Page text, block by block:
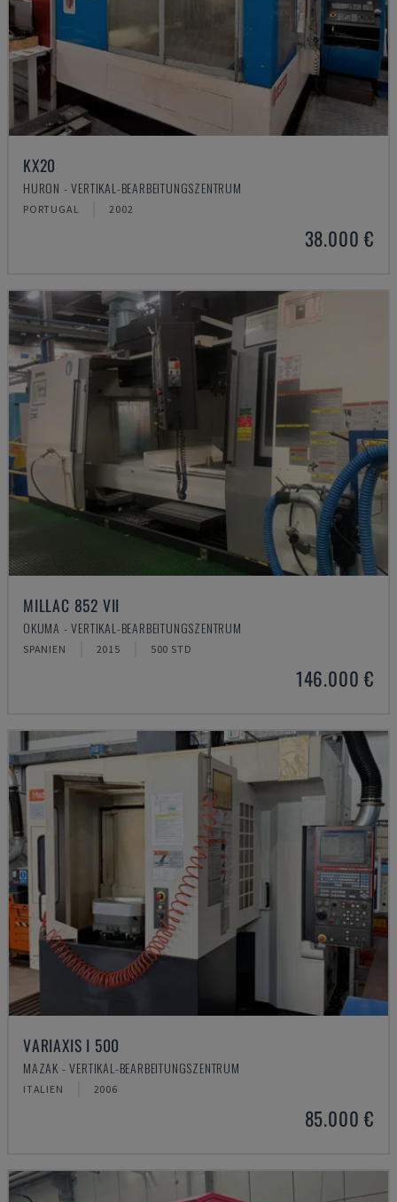
KX20
HURON - VERTIKAL-BEARBEITUNGSZENTRUM
PORTUGAL 2002
38.000 €
MILLAC 852 VII
OKUMA - VERTIKAL-BEARBEITUNGSZENTRUM
SPANIEN 2015 500 STD
146.000 €
VARIAXIS I 500
MAZAK - VERTIKAL-BEARBEITUNGSZENTRUM
ITALIEN 2006
85.000 €